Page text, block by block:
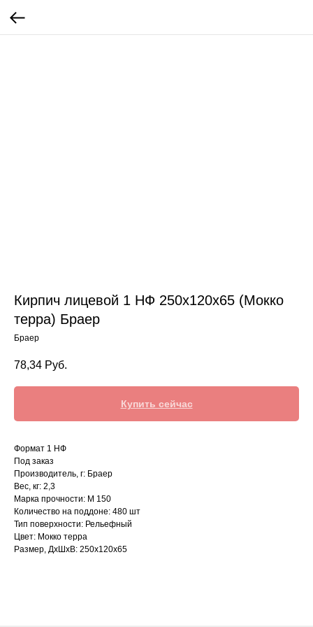
Кирпич лицевой 1 НФ 250х120х65 (Мокко
терра) Браер
Браер
78,34 Руб.
Купить сейчас
Формат 1 НФ
Под заказ
Производитель, г: Браер
Вес, кг: 2,3
Марка прочности: М 150
Количество на поддоне: 480 шт
Тип поверхности: Рельефный
Цвет: Мокко терра
Размер, ДхШхВ: 250х120х65